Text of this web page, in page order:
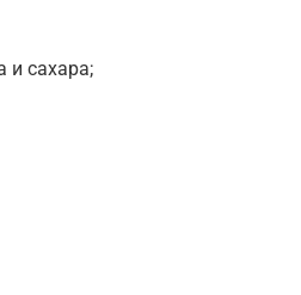
и сахара;